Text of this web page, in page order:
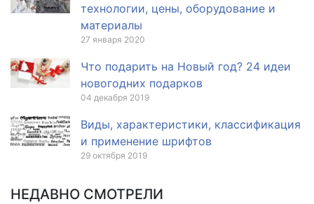
технологии, цены, оборудование и
материалы
27 января 2020
Что подарить на Новый год? 24 идеи
новогодних подарков
04 декабря 2019
Виды, характеристики, классификация
и применение шрифтов
29 октября 2019
НЕДАВНО СМОТРЕЛИ